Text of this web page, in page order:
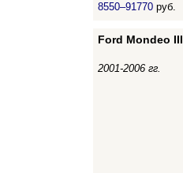
8550–91770 руб.
Ford Mondeo III
2001-2006 гг.